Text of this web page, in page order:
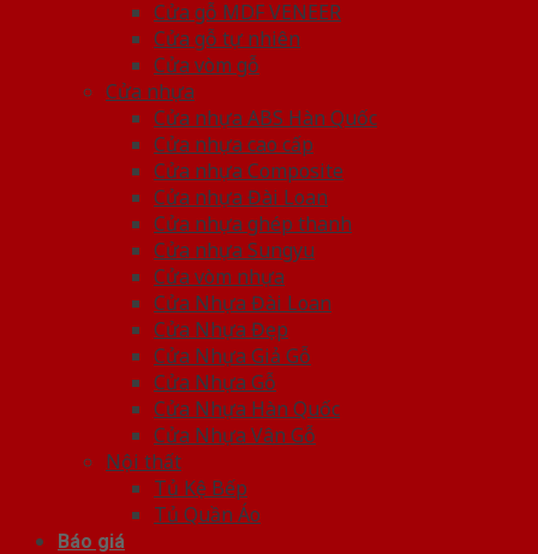
Cửa gỗ MDF VENEER
Cửa gỗ tự nhiên
Cửa vòm gỗ
Cửa nhựa
Cửa nhựa ABS Hàn Quốc
Cửa nhựa cao cấp
Cửa nhựa Composite
Cửa nhựa Đài Loan
Cửa nhựa ghép thanh
Cửa nhựa Sungyu
Cửa vòm nhựa
Cửa Nhựa Đài Loan
Cửa Nhựa Đẹp
Cửa Nhựa Giả Gỗ
Cửa Nhựa Gỗ
Cửa Nhựa Hàn Quốc
Cửa Nhựa Vân Gỗ
Nội thất
Tủ Kệ Bếp
Tủ Quần Áo
Báo giá